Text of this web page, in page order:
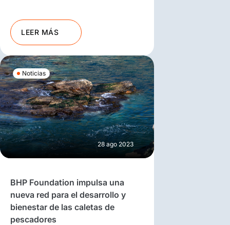
LEER MÁS
Noticias
28 ago 2023
BHP Foundation impulsa una
nueva red para el desarrollo y
bienestar de las caletas de
pescadores